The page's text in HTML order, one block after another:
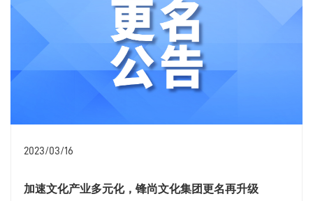
2023/03/16
加速文化产业多元化，锋尚文化集团更名再升级